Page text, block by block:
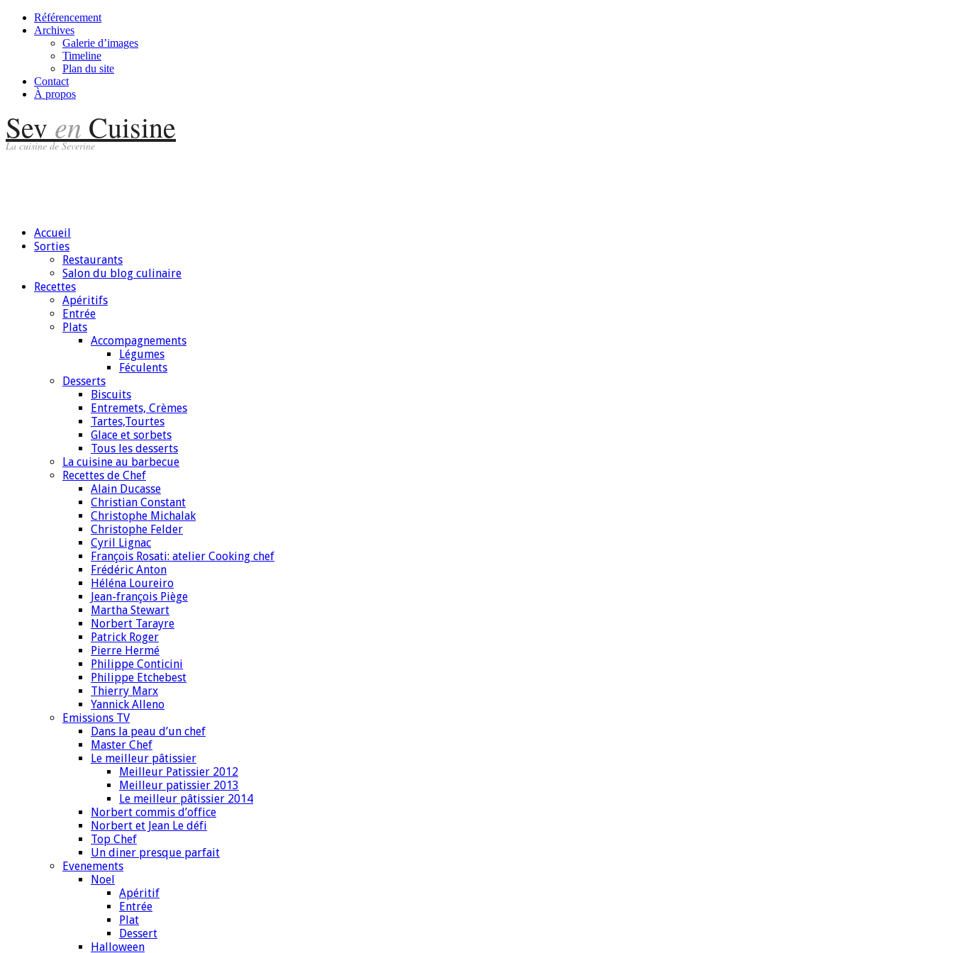
Référencement
Archives
Galerie d’images
Timeline
Plan du site
Contact
À propos
Sev en Cuisine
La cuisine de Severine
Accueil
Sorties
Restaurants
Salon du blog culinaire
Recettes
Apéritifs
Entrée
Plats
Accompagnements
Légumes
Féculents
Desserts
Biscuits
Entremets, Crèmes
Tartes,Tourtes
Glace et sorbets
Tous les desserts
La cuisine au barbecue
Recettes de Chef
Alain Ducasse
Christian Constant
Christophe Michalak
Christophe Felder
Cyril Lignac
François Rosati: atelier Cooking chef
Frédéric Anton
Héléna Loureiro
Jean-françois Piège
Martha Stewart
Norbert Tarayre
Patrick Roger
Pierre Hermé
Philippe Conticini
Philippe Etchebest
Thierry Marx
Yannick Alleno
Emissions TV
Dans la peau d’un chef
Master Chef
Le meilleur pâtissier
Meilleur Patissier 2012
Meilleur patissier 2013
Le meilleur pâtissier 2014
Norbert commis d’office
Norbert et Jean Le défi
Top Chef
Un diner presque parfait
Evenements
Noel
Apéritif
Entrée
Plat
Dessert
Halloween